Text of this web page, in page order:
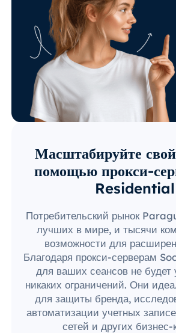
Масштабируйте свой
помощью прокси-
Residential
Потребительский рынок
лучших в мире, и тысячи
возможности для
Благодаря прокси-серверам
для ваших сеансов не будет
никаких ограничений. Они
для защиты бренда,
автоматизации учетных
сетей и других бизнес-